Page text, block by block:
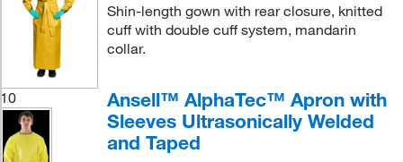
Shin-length gown with rear closure, knitted
cuff with double cuff system, mandarin
collar.
10
Ansell™ AlphaTec™ Apron with
Sleeves Ultrasonically Welded
and Taped